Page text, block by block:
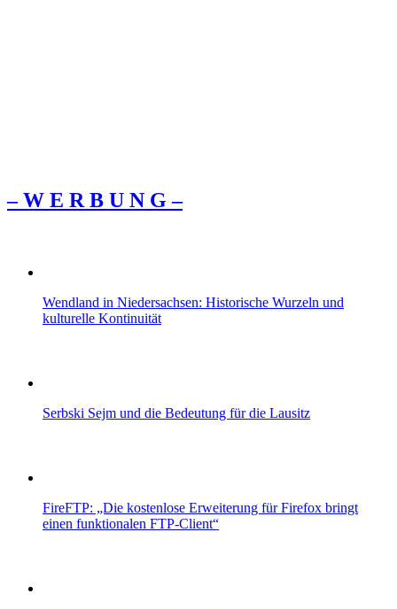
– W Ε R Β U Ν G –
Wendland in Niedersachsen: Historische Wurzeln und
kulturelle Kontinuität
Serbski Sejm und die Bedeutung für die Lausitz
FireFTP: „Die kostenlose Erweiterung für Firefox bringt
einen funktionalen FTP-Client“